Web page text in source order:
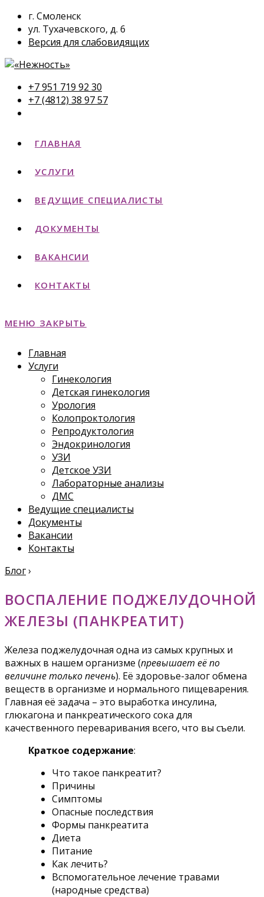
г. Смоленск
ул. Тухачевского, д. 6
Версия для слабовидящих
+7 951 719 92 30
+7 (4812) 38 97 57
ГЛАВНАЯ
УСЛУГИ
ВЕДУЩИЕ СПЕЦИАЛИСТЫ
ДОКУМЕНТЫ
ВАКАНСИИ
КОНТАКТЫ
МЕНЮ ЗАКРЫТЬ
Главная
Услуги
Гинекология
Детская гинекология
Урология
Колопроктология
Репродуктология
Эндокринология
УЗИ
Детское УЗИ
Лабораторные анализы
ДМС
Ведущие специалисты
Документы
Вакансии
Контакты
Блог›
ВОСПАЛЕНИЕ ПОДЖЕЛУДОЧНОЙ
ЖЕЛЕЗЫ (ПАНКРЕАТИТ)
Железа поджелудочная одна из самых крупных и
важных в нашем организме (превышает её по
величине только печень). Её здоровье-залог обмена
веществ в организме и нормального пищеварения.
Главная её задача – это выработка инсулина,
глюкагона и панкреатического сока для
качественного переваривания всего, что вы съели.
Краткое содержание:
Что такое панкреатит?
Причины
Симптомы
Опасные последствия
Формы панкреатита
Диета
Питание
Как лечить?
Вспомогательное лечение травами
(народные средства)